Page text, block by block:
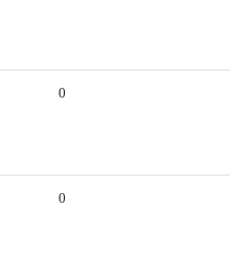
0
0